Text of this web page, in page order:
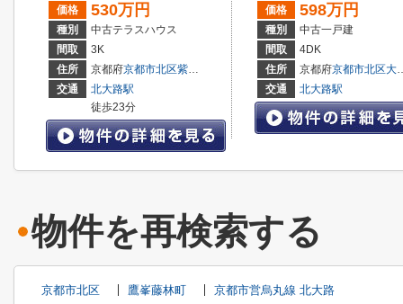
価格 530万円
種別
中古テラスハウス
間取
3K
住所
京都府京都市北区紫竹上園生町
交通
北大路駅
徒歩23分
価格 598万円
種別
中古一戸建
間取
4DK
住所
京都府京都市北区大宮西野山町
交通
北大路駅
物件を再検索する
京都市北区 鷹峯藤林町 京都市営烏丸線 北大路